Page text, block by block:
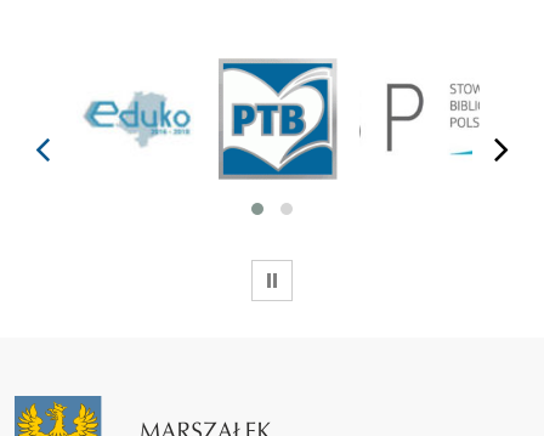
prev next
WSTRZYMAJ